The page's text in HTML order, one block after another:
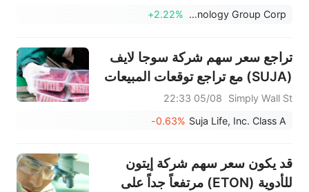
Trump Media & Technology Group Corp.
+2.22%
تراجع سعر سهم شركة سوجا لايف
(SUJA) مع تراجع توقعات المبيعات
Simply Wall St
05/08 22:33
Suja Life, Inc. Class A
-0.63%
قد يكون سعر سهم شركة إيتون
للأدوية (ETON) مرتفعاً جداً على